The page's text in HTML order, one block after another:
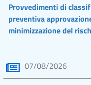
Provvedimenti di
preventiva
minimizzazione del
07/08/2026